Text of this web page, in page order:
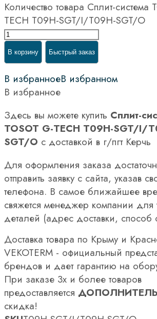
Количество товара Сплит-система
TECH T09H-SGT/I/T09H-SGT/O
В корзину Быстрый заказ
В избранноеВ избранном
В избранное
Здесь вы можете купить Сплит-
TOSOT G-TECH T09H-SGT/I/
SGT/O с доставкой в г/пгт Керчь
Для оформления заказа
отправить заявку с сайта, указав
телефона. В самое ближайшее
свяжется менеджер компании для
деталей (адрес доставки, способ
Доставка товара по Крыму и
VEKOTERM - официальный
брендов и дает гарантию на
При заказе 3х и более товаров
предоставляется
скидка!